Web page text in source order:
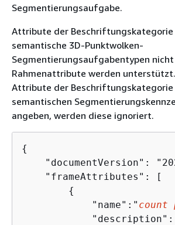
Segmentierungsaufgabe.
Attribute der
semantische 3D-Punktwolken-
Segmentierungsaufgabentypen
Rahmenattribute werden unterstützt.
Attribute der Beschriftungskategorie
semantischen
angeben, werden diese ignoriert.
{
"documentVersion":
    "frameAttributes": [
{
            "name":"
count